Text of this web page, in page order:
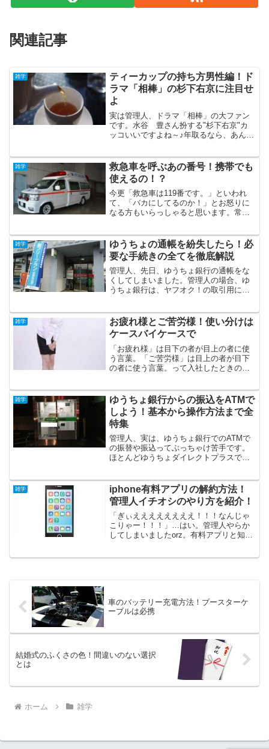
関連記事
雑学
ティーカップの持ち方男性編！ド
ラマ「相棒」の杉下右京に注目せ
よ
実は管理人、ドラマ「相棒」の大ファン
です。水谷 豊さん扮する"杉下右京"カ
ッコいいですよね～♪年取るなら、あんな
の紅茶好きということで有名。「相棒」
劇中でも、特命課で紅...
雑学
救急車を呼ぶあの番号！携帯でも
使えるの！？
今更「救急車は119番です。」といわれ
て、「バカにしてるのか！」とお怒りに
なる方もいらっしゃると思います。常識
す。私も、何度か救急車を呼んだことが
ありますし、救急車...
雑学
ゆうちょの通帳を紛失したら！必
要な手続きの全てを徹底解説
管理人、先日、ゆうちょ銀行の通帳をな
くしてしまいました。管理人の場合、ゆ
うちょ銀行は、ヤフオク！の取引用に開
士の振込ならば手数料0円なので、リクエ
ストしてくる方も多い...
雑学
お疲れ様とご苦労様！使い分けは
ケースバイケースで
「お疲れ様」は目下の者が目上の者に使
う言葉。「ご苦労様」は目上の者が目下
の者に使う言葉。って入社したときのマ
は、「お疲れ様」といわれることをあま
りよくは思ってないらし...
雑学
ゆうちょ銀行からの振込をATMで
しよう！基本から操作方法まで全
特集
管理人、実は、ゆうちょ銀行でのATMで
の振替や振込ってぶっちゃけ苦手です。
ほとんどゆうちょダイレクトプラスでや
に、振替や振込も～なんてことをやって
おります。が、慣れてい...
雑学
iphone有料アプリの解約方法！
管理人イチオシのやり方を紹介！
「ぎぃええええええええ！！！なんじゃ
こりゃー！！！」…はい。管理人やらか
してしまいましたorz。有料アプリと知ら
車のバッテリー充電方法！ブースターケ
ーブルは必携
結婚式のふくさの色！間違いのない選択
とは
ホーム 雑学